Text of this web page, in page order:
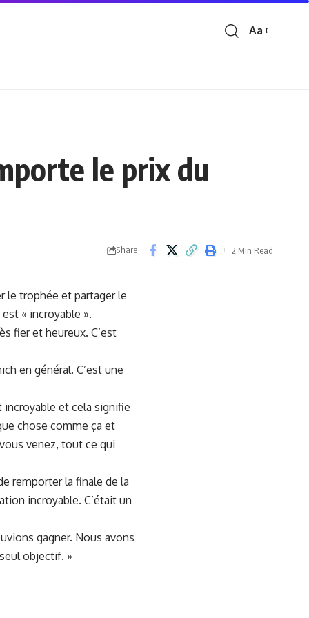
Font
Aa
le prix du
Share 2 Min Read
le trophée et partager le
« incroyable ».
fier et heureux. C’est
en général. C’est une
incroyable et cela signifie
chose comme ça et
venez, tout ce qui
remporter la finale de la
incroyable. C’était un
gagner. Nous avons
objectif. »